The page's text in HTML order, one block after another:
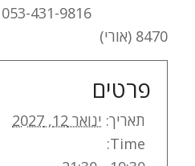
8470 (אורי)
פרטים
תאריך: ינואר 12, 2027
Time: